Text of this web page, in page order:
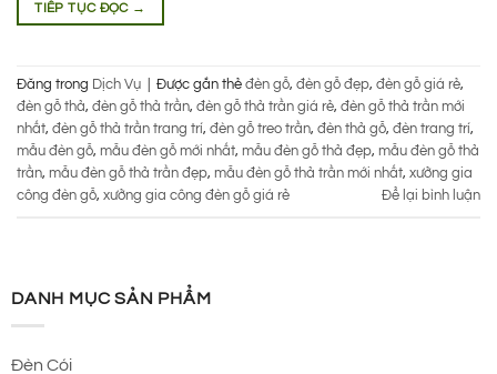
TIẾP TỤC ĐỌC →
Đăng trong Dịch Vụ Được gắn thẻ đèn gỗ, đèn gỗ đẹp, đèn gỗ giá rẻ,
đèn gỗ thả, đèn gỗ thả trần, đèn gỗ thả trần giá rẻ, đèn gỗ thả trần mới
nhất, đèn gỗ thả trần trang trí, đèn gỗ treo trần, đèn thả gỗ, đèn trang trí,
mẫu đèn gỗ, mẫu đèn gỗ mới nhất, mẫu đèn gỗ thả đẹp, mẫu đèn gỗ thả
trần, mẫu đèn gỗ thả trần đẹp, mẫu đèn gỗ thả trần mới nhất, xưởng gia
công đèn gỗ, xưởng gia công đèn gỗ giá rẻ Để lại bình luận
DANH MỤC SẢN PHẨM
Đèn Cói